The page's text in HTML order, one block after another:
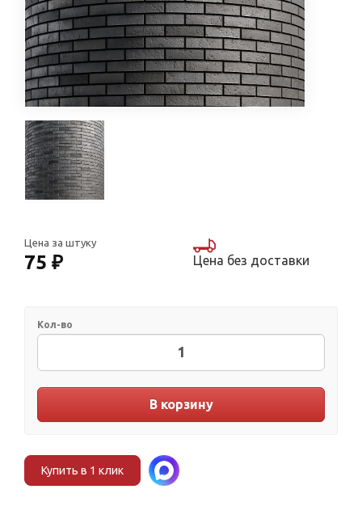
Цена за штуку
75 ₽ Цена без доставки
Кол-во
В корзину
Купить в 1 клик